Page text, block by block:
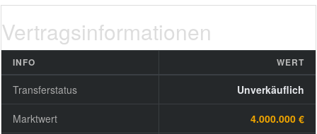
Vertragsinformationen
INFO WERT
Transferstatus Unverkäuflich
Marktwert 4.000.000 €